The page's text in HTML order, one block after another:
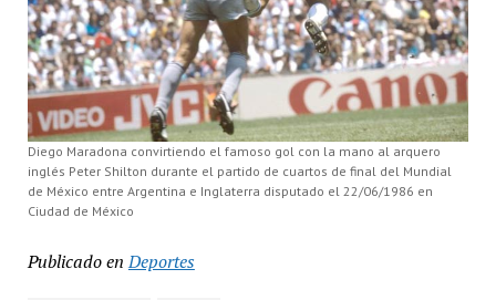
Diego Maradona convirtiendo el famoso gol con la mano al arquero
inglés Peter Shilton durante el partido de cuartos de final del Mundial
de México entre Argentina e Inglaterra disputado el 22/06/1986 en
Ciudad de México
Publicado en Deportes